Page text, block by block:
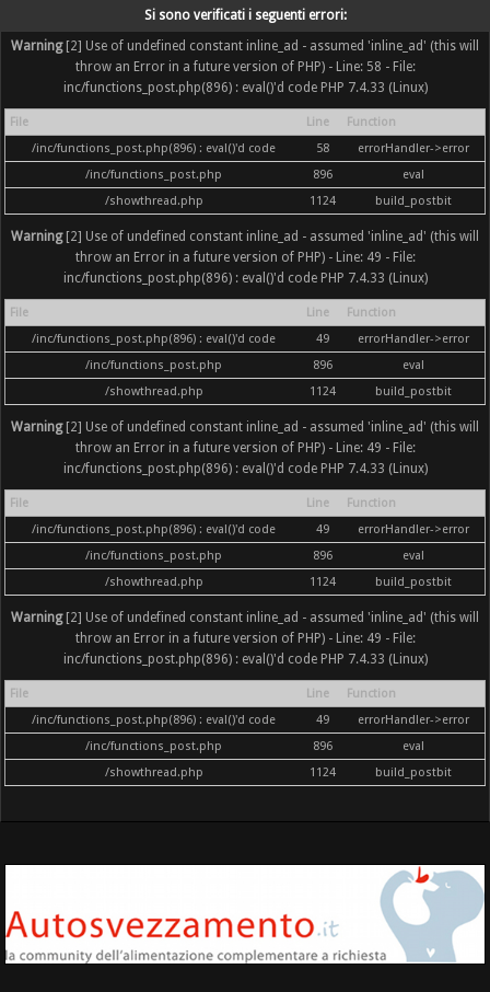
Si sono verificati i seguenti errori:
Warning[2] Use of undefined constant inline_ad - assumed 'inline_ad' (this will
throw an Error in a future version of PHP) - Line: 58 - File:
inc/functions_post.php(896) : eval()'d code PHP 7.4.33 (Linux)
File Line
Function
/inc/functions_post.php(896) : eval()'d code
58
errorHandler->error
/inc/functions_post.php
896
eval
/showthread.php
1124 build_postbit
Warning[2] Use of undefined constant inline_ad - assumed 'inline_ad' (this will
throw an Error in a future version of PHP) - Line: 49 - File:
inc/functions_post.php(896) : eval()'d code PHP 7.4.33 (Linux)
File Line
Function
/inc/functions_post.php(896) : eval()'d code
49
errorHandler->error
/inc/functions_post.php
896
eval
/showthread.php
1124 build_postbit
Warning[2] Use of undefined constant inline_ad - assumed 'inline_ad' (this will
throw an Error in a future version of PHP) - Line: 49 - File:
inc/functions_post.php(896) : eval()'d code PHP 7.4.33 (Linux)
File Line
Function
/inc/functions_post.php(896) : eval()'d code
49
errorHandler->error
/inc/functions_post.php
896
eval
/showthread.php
1124 build_postbit
Warning[2] Use of undefined constant inline_ad - assumed 'inline_ad' (this will
throw an Error in a future version of PHP) - Line: 49 - File:
inc/functions_post.php(896) : eval()'d code PHP 7.4.33 (Linux)
File Line
Function
/inc/functions_post.php(896) : eval()'d code
49
errorHandler->error
/inc/functions_post.php
896
eval
/showthread.php
1124 build_postbit